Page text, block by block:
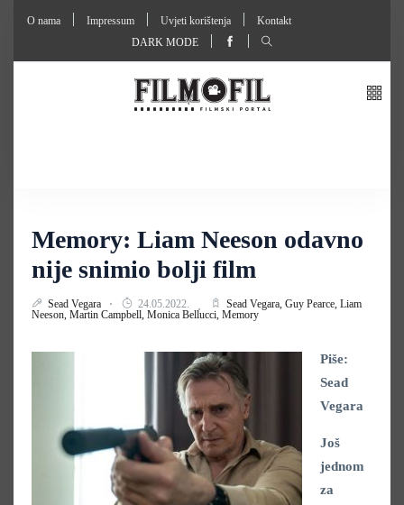
O nama Impressum Uvjeti korištenja
Kontakt
DARK MODE
Memory: Liam Neeson odavno
nije snimio bolji film
Sead Vegara 24.05.2022. Sead Vegara, Guy Pearce, Liam
Neeson, Martin Campbell, Monica Bellucci, Memory
Piše:
Sead
Vegara
Još
jednom
za